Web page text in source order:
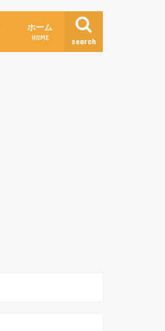
search
ホーム
HOME